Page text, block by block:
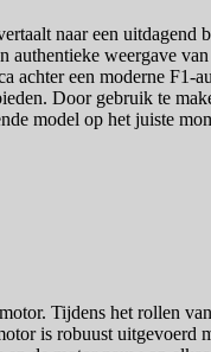
naar een
weergave
een moderne
Door gebruik te
model op het juiste
Tijdens het rollen
is robuust